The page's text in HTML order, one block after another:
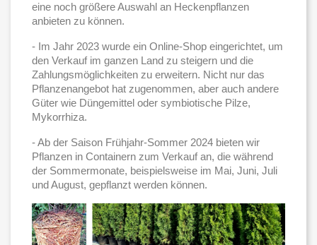
eine noch größere Auswahl an Heckenpflanzen
anbieten zu können.
- Im Jahr 2023 wurde ein Online-Shop eingerichtet, um
den Verkauf im ganzen Land zu steigern und die
Zahlungsmöglichkeiten zu erweitern. Nicht nur das
Pflanzenangebot hat zugenommen, aber auch andere
Güter wie Düngemittel oder symbiotische Pilze,
Mykorrhiza.
- Ab der Saison Frühjahr-Sommer 2024 bieten wir
Pflanzen in Containern zum Verkauf an, die während
der Sommermonate, beispielsweise im Mai, Juni, Juli
und August, gepflanzt werden können.